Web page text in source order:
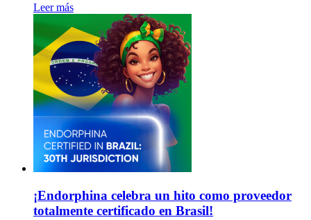
Leer más
¡Endorphina celebra un hito como proveedor
totalmente certificado en Brasil!